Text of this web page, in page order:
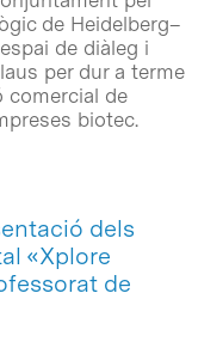
de Heidelberg–
de diàleg i
per dur a terme
comercial de
biotec.
dels
«Xplore
de